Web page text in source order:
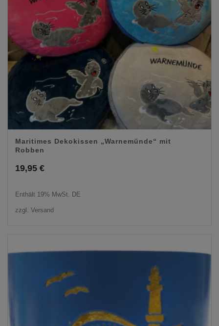
Maritimes Dekokissen „Warnemünde“ mit
Robben
19,95 €
Enthält 19% MwSt. DE
zzgl. Versand